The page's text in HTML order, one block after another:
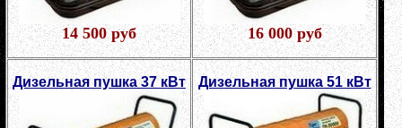
14 500 руб 16 000 руб
Дизельная пушка 37 кВт Дизельная пушка 51 кВт